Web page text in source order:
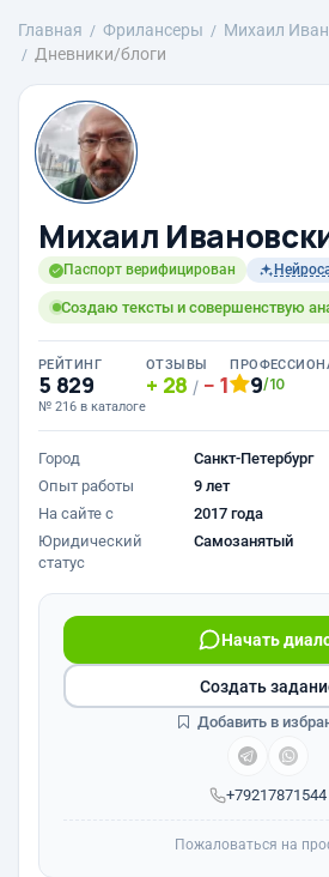
Главная Фрилансеры Михаил
Дневники/блоги
Михаил
Паспорт верифицирован
Создаю тексты и совершенствую
РЕЙТИНГ
5 829
№ 216 в каталоге
ОТЗЫВЫ
28 / 1 9/10
Город
Санкт-Петербург
Опыт работы
9 лет
На сайте с
2017 года
Юридический
статус
Самозанятый
+79217871544
Начать
Создать
Добавить в
Пожаловаться на